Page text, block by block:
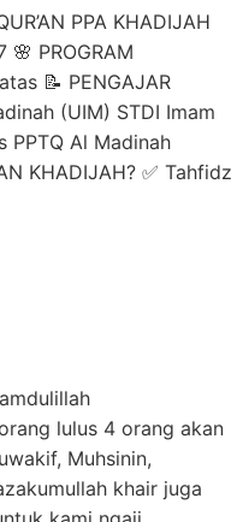
PPA KHADIJAH
🌸 PROGRAM
📝 PENGAJAR
(UIM) STDI Imam
PPTQ Al Madinah
KHADIJAH? ✅ Tahfidz
lulus 4 orang akan
Muhsinin,
khair juga